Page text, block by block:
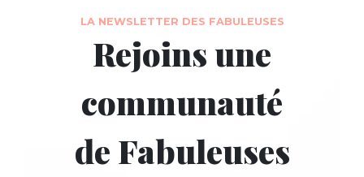
LA NEWSLETTER DES FABULEUSES
Rejoins une
communauté
de Fabuleuses